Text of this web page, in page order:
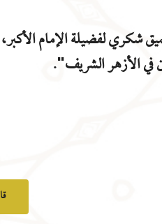
لفضيلة الإمام الأكبر،
في الأزهر الشريف".